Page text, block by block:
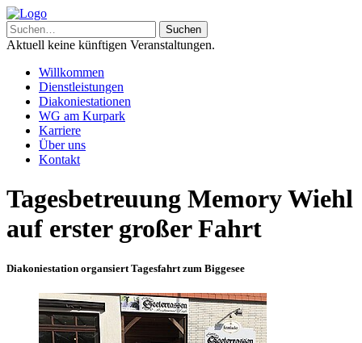
Aktuell keine künftigen Veranstaltungen.
Willkommen
Dienstleistungen
Diakoniestationen
WG am Kurpark
Karriere
Über uns
Kontakt
Tagesbetreuung Memory Wiehl
auf erster großer Fahrt
Diakoniestation organsiert Tagesfahrt zum Biggesee